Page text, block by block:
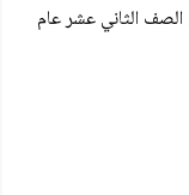
الصف الثاني عشر عام